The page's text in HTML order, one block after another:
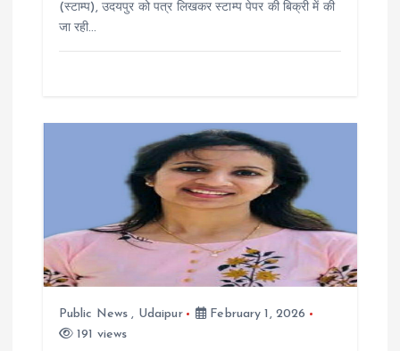
(स्टाम्प), उदयपुर को पत्र लिखकर स्टाम्प पेपर की बिक्री में की
जा रही…
Public News , Udaipur
February 1, 2026
191 views